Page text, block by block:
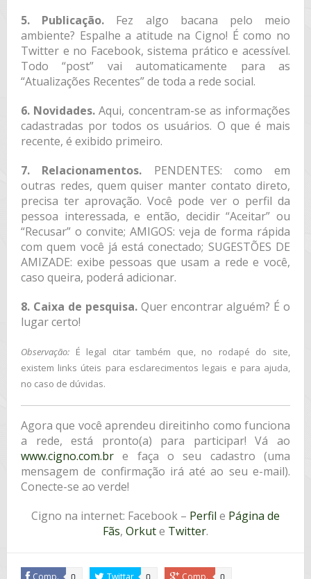
5. Publicação. Fez algo bacana pelo meio
ambiente? Espalhe a atitude na Cigno! É como no
Twitter e no Facebook, sistema prático e acessível.
Todo “post” vai automaticamente para as
“Atualizações Recentes” de toda a rede social.
6. Novidades. Aqui, concentram-se as informações
cadastradas por todos os usuários. O que é mais
recente, é exibido primeiro.
7. Relacionamentos. PENDENTES: como em
outras redes, quem quiser manter contato direto,
precisa ter aprovação. Você pode ver o perfil da
pessoa interessada, e então, decidir “Aceitar” ou
“Recusar” o convite; AMIGOS: veja de forma rápida
com quem você já está conectado; SUGESTÕES DE
AMIZADE: exibe pessoas que usam a rede e você,
caso queira, poderá adicionar.
8. Caixa de pesquisa.Quer encontrar alguém? É o
lugar certo!
Observação:É legal citar também que, no rodapé do site,
existem links úteis para esclarecimentos legais e para ajuda,
no caso de dúvidas.
Agora que você aprendeu direitinho como funciona
a rede, está pronto(a) para participar! Vá ao
www.cigno.com.bre faça o seu cadastro (uma
mensagem de confirmação irá até ao seu e-mail).
Conecte-se ao verde!
Cigno na internet: Facebook – Perfil e Página de
Fãs, Orkute Twitter.
0 0 0